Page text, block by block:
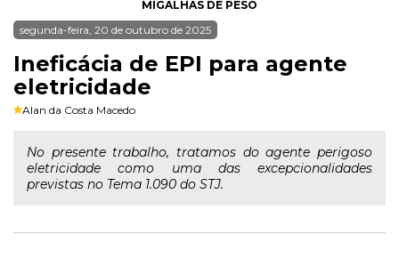
MIGALHAS DE PESO
segunda-feira, 20 de outubro de 2025
Ineficácia de EPI para agente
eletricidade
Alan da Costa Macedo
No presente trabalho, tratamos do agente perigoso
eletricidade como uma das excepcionalidades
previstas no Tema 1.090 do STJ.